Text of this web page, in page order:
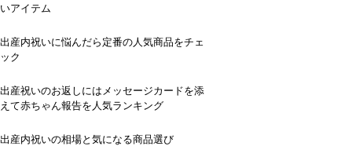
いアイテム
出産内祝いに悩んだら定番の人気商品をチェ
ック
出産祝いのお返しにはメッセージカードを添
えて赤ちゃん報告を人気ランキング
出産内祝いの相場と気になる商品選び